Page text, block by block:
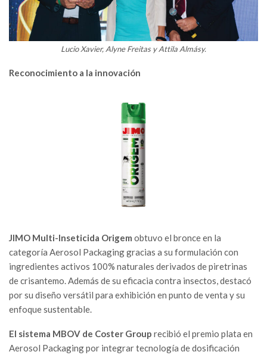
Lucio Xavier, Alyne Freitas y Attila Almásy.
Reconocimiento a la innovación
JIMO Multi-Inseticida Origem obtuvo el bronce en la
categoría Aerosol Packaging gracias a su formulación con
ingredientes activos 100% naturales derivados de piretrinas
de crisantemo. Además de su eficacia contra insectos, destacó
por su diseño versátil para exhibición en punto de venta y su
enfoque sustentable.
El sistema MBOV de Coster Group recibió el premio plata en
Aerosol Packaging por integrar tecnología de dosificación